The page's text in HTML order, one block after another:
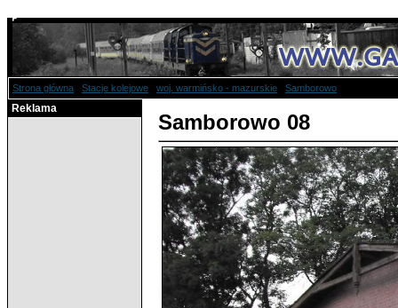
Strona główna Stacje kolejowe woj. warmińsko - mazurskie Samborowo
Reklama
Samborowo 08